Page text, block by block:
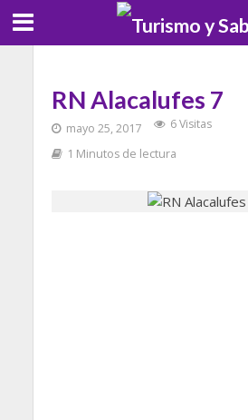
RN Alacalufes 7
mayo 25, 2017
6 Visitas
1 Minutos de lectura